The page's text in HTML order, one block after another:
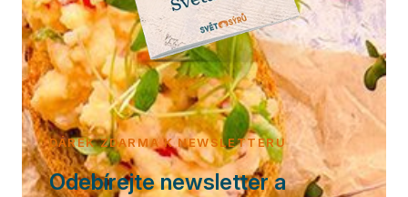
DÁREK ZDARMA K NEWSLETTERU
Odebírejte newsletter a